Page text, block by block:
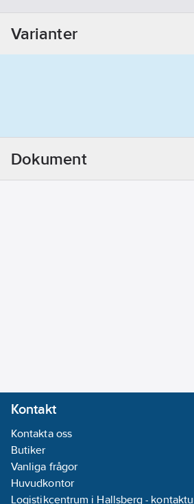
Varianter
Dokument
Kontakt
Kontakta oss
Butiker
Vanliga frågor
Huvudkontor
Logistikcentrum i Hallsberg -